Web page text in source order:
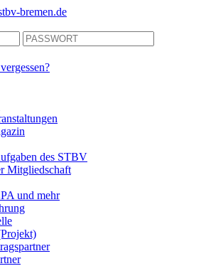
bremen.de
des STBV
Mitgliedschaft
und mehr